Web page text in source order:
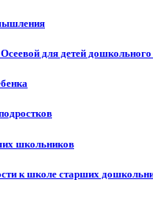
для детей дошкольного
школьников
к школе старших